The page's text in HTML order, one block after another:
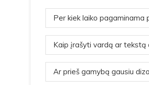
Per kiek laiko pagaminama
Kaip įrašyti vardą ar tekstą
Ar prieš gamybą gausiu